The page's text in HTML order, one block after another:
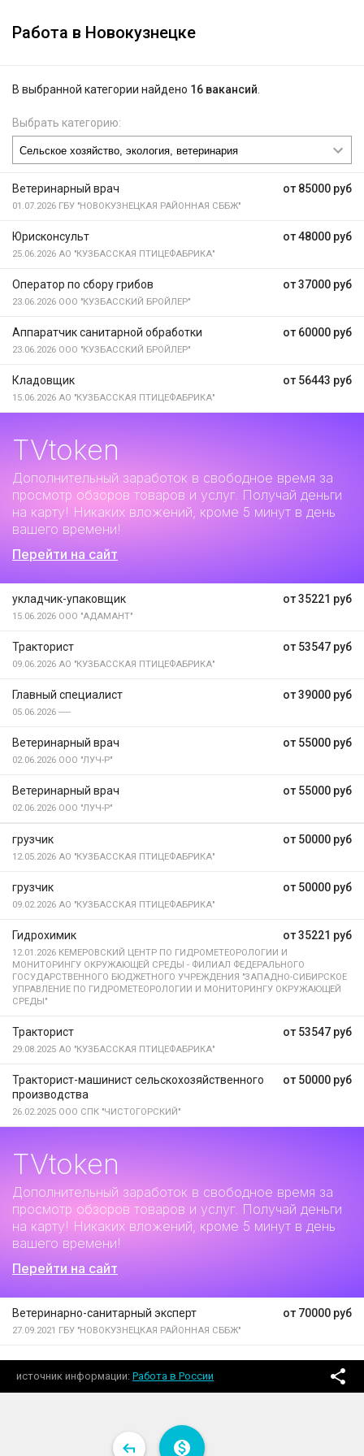
Работа в Новокузнецке
В выбранной категории найдено 16 вакансий
Выбрать категорию:
от 85000 руб
Ветеринарный врач
01.07.2026 ГБУ "НОВОКУЗНЕЦКАЯ РАЙОННАЯ СББЖ"
от 48000 руб
Юрисконсульт
25.06.2026 АО "КУЗБАССКАЯ ПТИЦЕФАБРИКА"
от 37000 руб
Оператор по сбору грибов
23.06.2026 ООО "КУЗБАССКИЙ БРОЙЛЕР"
от 60000 руб
Аппаратчик санитарной обработки
23.06.2026 ООО "КУЗБАССКИЙ БРОЙЛЕР"
от 56443 руб
Кладовщик
15.06.2026 АО "КУЗБАССКАЯ ПТИЦЕФАБРИКА"
TVtoken
Дополнительный заработок в свободное время за
просмотр обзоров товаров и услуг. Получай деньги
на карту! Никаких вложений, кроме 5 минут в день
вашего времени!
Перейти на сайт
от 35221 руб
укладчик-упаковщик
15.06.2026 ООО "АДАМАНТ"
от 53547 руб
Тракторист
09.06.2026 АО "КУЗБАССКАЯ ПТИЦЕФАБРИКА"
от 39000 руб
Главный специалист
05.06.2026 -----
от 55000 руб
Ветеринарный врач
02.06.2026 ООО "ЛУЧ-Р"
от 55000 руб
Ветеринарный врач
02.06.2026 ООО "ЛУЧ-Р"
от 50000 руб
грузчик
12.05.2026 АО "КУЗБАССКАЯ ПТИЦЕФАБРИКА"
от 50000 руб
грузчик
09.02.2026 АО "КУЗБАССКАЯ ПТИЦЕФАБРИКА"
от 35221 руб
Гидрохимик
12.01.2026 КЕМЕРОВСКИЙ ЦЕНТР ПО ГИДРОМЕТЕОРОЛОГИИ И
МОНИТОРИНГУ ОКРУЖАЮЩЕЙ СРЕДЫ - ФИЛИАЛ ФЕДЕРАЛЬНОГО
ГОСУДАРСТВЕННОГО БЮДЖЕТНОГО УЧРЕЖДЕНИЯ "ЗАПАДНО-СИБИРСКОЕ
УПРАВЛЕНИЕ ПО ГИДРОМЕТЕОРОЛОГИИ И МОНИТОРИНГУ ОКРУЖАЮЩЕЙ
СРЕДЫ"
от 53547 руб
Тракторист
29.08.2025 АО "КУЗБАССКАЯ ПТИЦЕФАБРИКА"
от 50000 руб
Тракторист-машинист сельскохозяйственного
производства
26.02.2025 ООО СПК "ЧИСТОГОРСКИЙ"
TVtoken
Дополнительный заработок в свободное время за
просмотр обзоров товаров и услуг. Получай деньги
на карту! Никаких вложений, кроме 5 минут в день
вашего времени!
Перейти на сайт
от 70000 руб
Ветеринарно-санитарный эксперт
27.09.2021 ГБУ "НОВОКУЗНЕЦКАЯ РАЙОННАЯ СББЖ"
источник информации Работа в России